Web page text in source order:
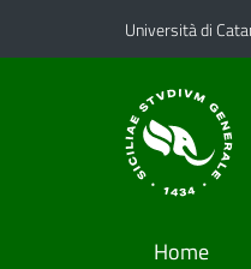
Vai al contenuto
Vai al menu diUniversità di
Home